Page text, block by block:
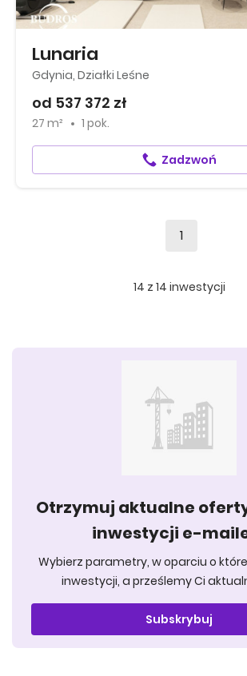
Lunaria
Gdynia, Działki Leśne
od 537 372 zł
27 m² 1 pok.
Zadzwoń
1
14 z 14 inwestycji
Otrzymuj aktualne
inwestycji e-
Wybierz parametry, w oparciu o
inwestycji, a prześlemy Ci
Subskrybuj